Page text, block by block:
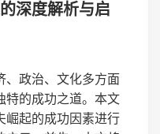
深度解析与启
、政治、文化多方面
特的成功之道。本文
崛起的成功因素进行